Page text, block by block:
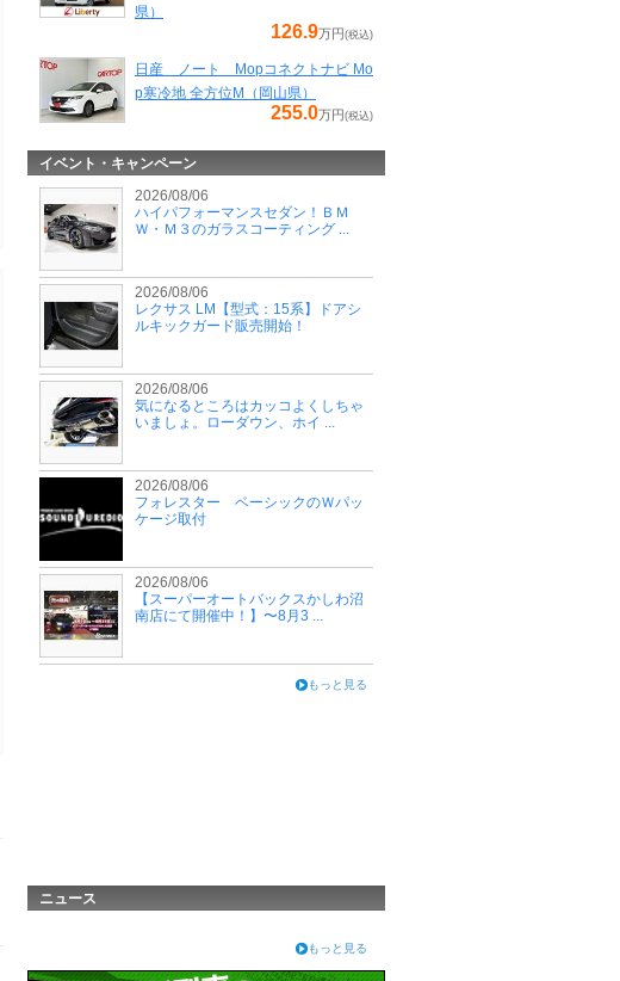
県）
126.9万円(税込)
日産 ノート Mopコネクトナビ Mo
p寒冷地 全方位M（岡山県）
255.0万円(税込)
イベント・キャンペーン
2026/08/06
ハイパフォーマンスセダン！ＢＭ
Ｗ・Ｍ３のガラスコーティング ...
2026/08/06
レクサス LM【型式：15系】ドアシ
ルキックガード販売開始！
2026/08/06
気になるところはカッコよくしちゃ
いましょ。ローダウン、ホイ ...
2026/08/06
フォレスター ベーシックのＷパッ
ケージ取付
2026/08/06
【スーパーオートバックスかしわ沼
南店にて開催中！】〜8月3 ...
もっと見る
ニュース
もっと見る